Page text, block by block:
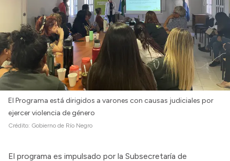
El Programa está dirigidos a varones con causas judiciales por
ejercer violencia de género
Crédito: Gobierno de Río Negro
El programa es impulsado por la Subsecretaría de